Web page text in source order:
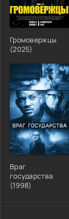
Громовержцы
(2025)
Враг
государства
(1998)